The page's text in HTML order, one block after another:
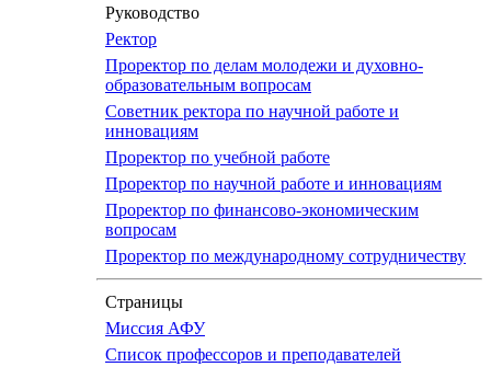
Руководство
Ректор
Проректор по делам молодежи и духовно-
образовательным вопросам
Советник ректора по научной работе и
инновациям
Проректор по учебной работе
Проректор по научной работе и инновациям
Проректор по финансово-экономическим
вопросам
Проректор по международному сотрудничеству
Страницы
Миссия АФУ
Список профессоров и преподавателей